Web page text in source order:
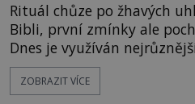
Rituál chůze po žhavých
Bibli, první zmínky ale
Dnes je využíván
spirituální síly či vnitřního
si při něm člověk nepopálí
ZOBRAZIT VÍCE